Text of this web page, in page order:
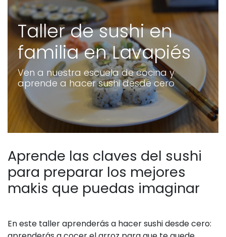
Taller de sushi en
familia en Lavapiés
Ven a nuestra escuela de cocina y
aprende a hacer sushi desde cero
Aprende las claves del sushi
para preparar los mejores
makis que puedas imaginar
En este taller aprenderás a hacer sushi desde cero: